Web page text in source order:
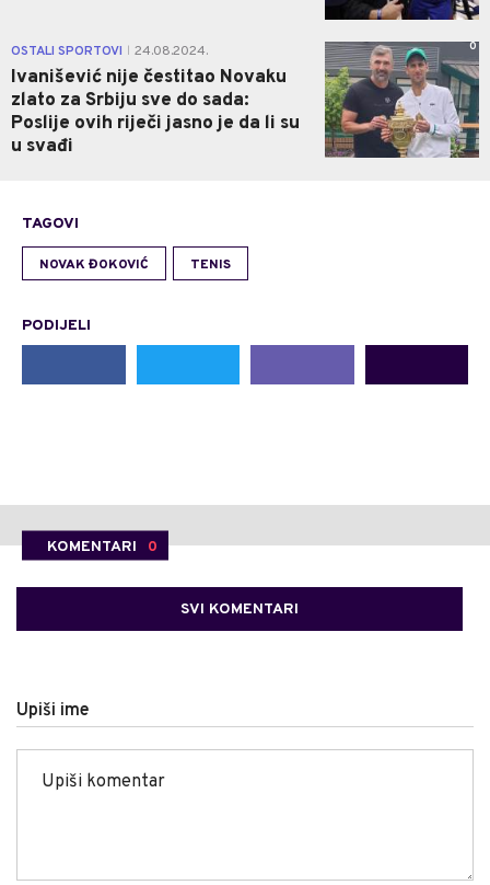
OSTALI SPORTOVI 24.08.2024.
Ivanišević nije čestitao Novaku
zlato za Srbiju sve do sada:
Poslije ovih riječi jasno je da li su
u svađi
0
TAGOVI
NOVAK ĐOKOVIĆ TENIS
PODIJELI
KOMENTARI 0
SVI KOMENTARI
Upiši ime